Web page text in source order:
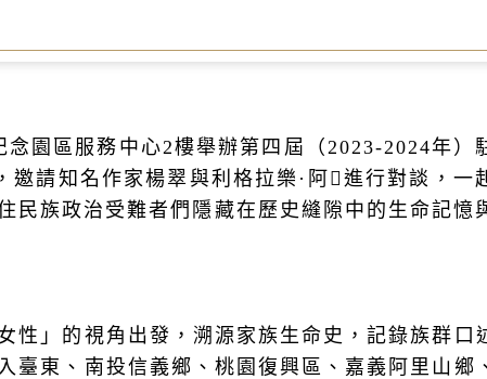
園區服務中心2樓舉辦第四屆（2023-2024年）
請知名作家楊翠與利格拉樂·阿𡠄進行對談，一
民族政治受難者們隱藏在歷史縫隙中的生命記憶
性」的視角出發，溯源家族生命史，記錄族群口
臺東、南投信義鄉、桃園復興區、嘉義阿里山鄉